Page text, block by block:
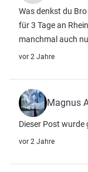
Was denkst du
für 3 Tage an
manchmal auch
vor 2 Jahre
Magnus
Dieser Post wurde
vor 2 Jahre